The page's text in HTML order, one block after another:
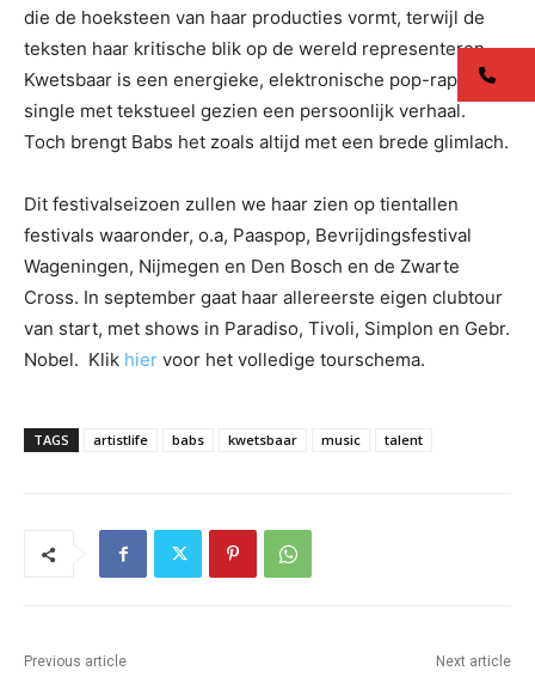
die de hoeksteen van haar producties vormt, terwijl de
teksten haar kritische blik op de wereld representeren.
Kwetsbaar is een energieke, elektronische pop-rap
single met tekstueel gezien een persoonlijk verhaal.
Toch brengt Babs het zoals altijd met een brede glimlach.
Dit festivalseizoen zullen we haar zien op tientallen
festivals waaronder, o.a, Paaspop, Bevrijdingsfestival
Wageningen, Nijmegen en Den Bosch en de Zwarte
Cross. In september gaat haar allereerste eigen clubtour
van start, met shows in Paradiso, Tivoli, Simplon en Gebr.
Nobel. Klik hier voor het volledige tourschema.
TAGS artistlife babs kwetsbaar music talent
Previous article Next article